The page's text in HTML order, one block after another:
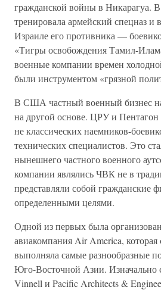
гражданской войны в Никарагуа.
тренировала армейский спецназ и
Израиле его противника —
«Тигры освобождения Тамил-
военные компании времен
были инструментом «грязной
В США частный военный бизнес
на другой основе. ЦРУ и Пентагон
не классических наемников-
технических специалистов. Это
нынешнего частного военного
компании являлись ЧВК не в
представляли собой гражданские
определенными целями.
Одной из первых была
авиакомпания Air America, которая
выполняла самые разнообразные
Юго-Восточной Азии. Изначально
Vinnell и Pacific Architects &